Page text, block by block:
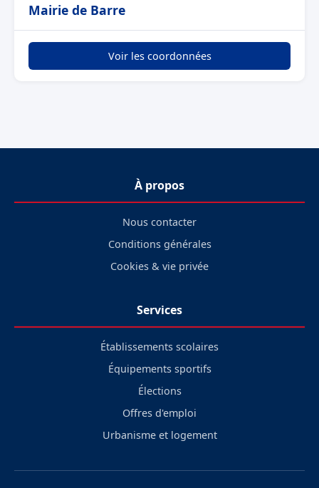
Mairie de Barre
Voir les coordonnées
À propos
Nous contacter
Conditions générales
Cookies & vie privée
Services
Établissements scolaires
Équipements sportifs
Élections
Offres d'emploi
Urbanisme et logement